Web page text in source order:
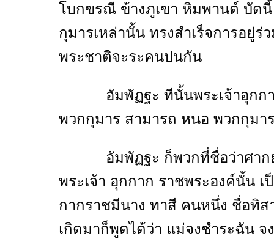
โบกขรณี ข้างภูเขา หิมพานต์ บัด
กุมารเหล่านั้น ทรงสำเร็จการอยู่ร่
พระชาติจะระคนปนกัน
อัมพัฏฐะ ทีนั้นพระเจ้าอุกกาก
พวกกุมาร สามารถ หนอ พวกกุมา
อัมพัฏฐะ ก็พวกที่ชื่อว่าศากยะ
พระเจ้า อุกกาก ราชพระองค์นั้น
กากราชมีนาง ทาสี คนหนึ่ง ชื่อทิ
เกิดมาก็พูดได้ว่า แม่จงชำระฉัน